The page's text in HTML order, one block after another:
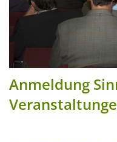
Anmeldung